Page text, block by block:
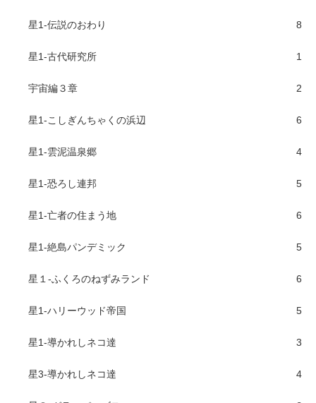
星1-伝説のおわり 8
星1-古代研究所 1
宇宙編３章 2
星1-こしぎんちゃくの浜辺 6
星1-雲泥温泉郷 4
星1-恐ろし連邦 5
星1-亡者の住まう地 6
星1-絶島パンデミック 5
星１-ふくろのねずみランド 6
星1-ハリーウッド帝国 5
星1-導かれしネコ達 3
星3-導かれしネコ達 4